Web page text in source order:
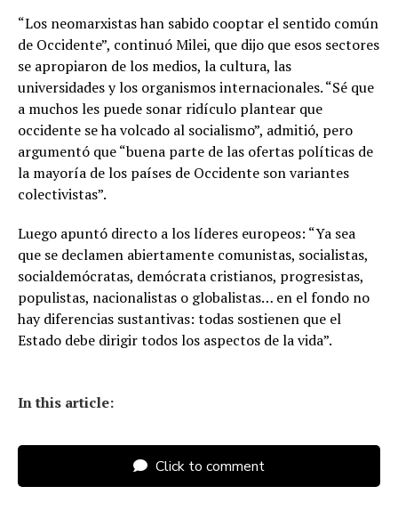
“Los neomarxistas han sabido cooptar el sentido común
de Occidente”, continuó Milei, que dijo que esos sectores
se apropiaron de los medios, la cultura, las
universidades y los organismos internacionales. “Sé que
a muchos les puede sonar ridículo plantear que
occidente se ha volcado al socialismo”, admitió, pero
argumentó que “buena parte de las ofertas políticas de
la mayoría de los países de Occidente son variantes
colectivistas”.
Luego apuntó directo a los líderes europeos: “Ya sea
que se declamen abiertamente comunistas, socialistas,
socialdemócratas, demócrata cristianos, progresistas,
populistas, nacionalistas o globalistas… en el fondo no
hay diferencias sustantivas: todas sostienen que el
Estado debe dirigir todos los aspectos de la vida”.
In this article:
Click to comment